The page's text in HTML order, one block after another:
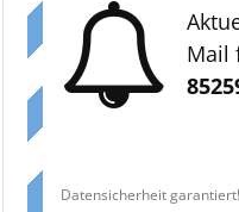
Mail
Datensicherheit